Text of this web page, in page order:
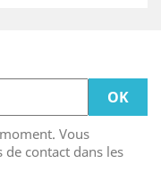
Vous
contact dans les